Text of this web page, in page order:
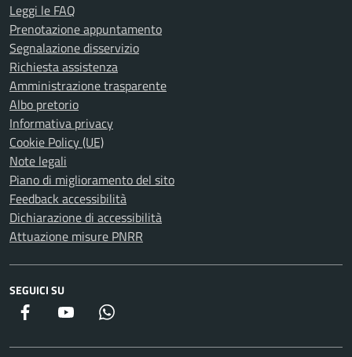
Leggi le FAQ
Prenotazione appuntamento
Segnalazione disservizio
Richiesta assistenza
Amministrazione trasparente
Albo pretorio
Informativa privacy
Cookie Policy (UE)
Note legali
Piano di miglioramento del sito
Feedback accessibilità
Dichiarazione di accessibilità
Attuazione misure PNRR
SEGUICI SU
Facebook YouTube